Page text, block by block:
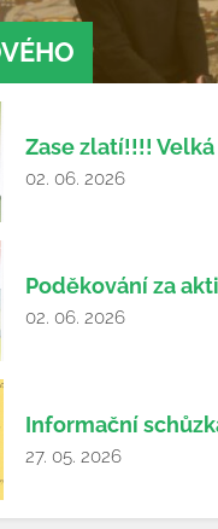
Zase zlatí!!!!
02. 06. 2026
Poděkování za
02. 06. 2026
Informační
27. 05. 2026